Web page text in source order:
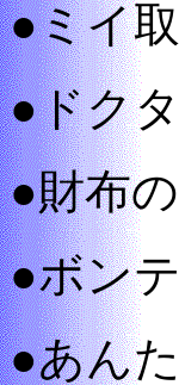
●ミイ
●ドク
●財布
●ボン
●あん